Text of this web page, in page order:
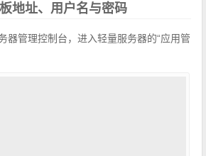
地址、用户名与密码
器管理控制台，进入轻量服务器的“应用管